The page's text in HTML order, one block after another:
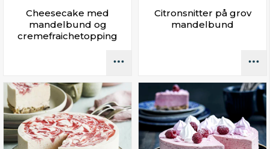
Cheesecake med
mandelbund og
cremefraichetopping
Citronsnitter på grov
mandelbund